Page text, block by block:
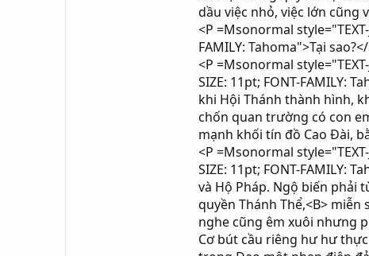
dầu việc nhỏ, việc lớn cũng
<P =Msonormal
FAMILY: Tahoma">Tại
<P =Msonormal
SIZE: 11pt; FONT-FAMILY:
khi Hội Thánh thành hình,
chốn quan trường có con
mạnh khối tín đồ Cao Đài,
<P =Msonormal
SIZE: 11pt; FONT-FAMILY:
và Hộ Pháp. Ngộ biến phải
quyền Thánh Thể,<B>
nghe cũng êm xuôi nhưng
Cơ bút cầu riêng hư hư